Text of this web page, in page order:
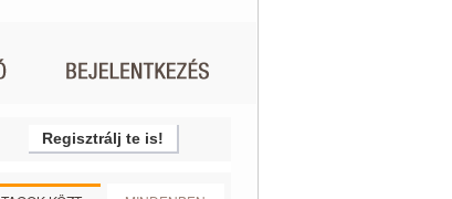
Regisztrálj te is!